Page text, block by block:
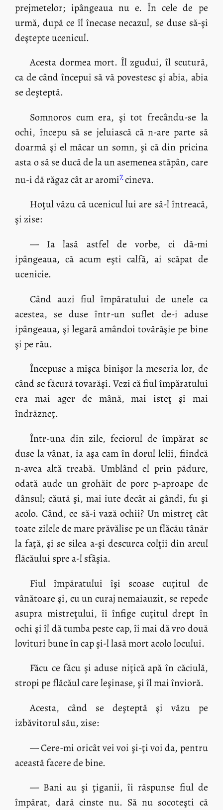
prejmetelor; ipângeaua nu e. În cele de pe
urmă, după ce îl înecase necazul, se duse să-şi
deştepte ucenicul.
Acesta dormea mort. Îl zgudui, îl scutură,
ca de când începui să vă povestesc şi abia, abia
se deşteptă.
Somnoros cum era, şi tot frecându-se la
ochi, începu să se jeluiască că n-are parte să
doarmă şi el măcar un somn, şi că din pricina
asta o să se ducă de la un asemenea stăpân, care
nu-i dă răgaz cât ar aromi7cineva.
Hoţul văzu că ucenicul lui are să-l întreacă,
şi zise:
— Ia lasă astfel de vorbe, ci dă-mi
ipângeaua, că acum eşti calfă, ai scăpat de
ucenicie.
Când auzi fiul împăratului de unele ca
acestea, se duse într-un suflet de-i aduse
ipângeaua, şi legară amândoi tovărăşie pe bine
şi pe rău.
Începuse a mişca binişor la meseria lor, de
când se făcură tovarăşi. Vezi că fiul împăratului
era mai ager de mână, mai isteţ şi mai
îndrăzneţ.
Într-una din zile, feciorul de împărat se
duse la vânat, ia aşa cam în dorul lelii, fiindcă
n-avea altă treabă. Umblând el prin pădure,
odată aude un grohăit de porc p-aproape de
dânsul; căută şi, mai iute decât ai gândi, fu şi
acolo. Când, ce să-i vază ochii? Un mistreţ cât
toate zilele de mare prăvălise pe un flăcău tânăr
la faţă, şi se silea a-şi descurca colţii din arcul
flăcăului spre a-l sfâşia.
Fiul împăratului îşi scoase cuţitul de
vânătoare şi, cu un curaj nemaiauzit, se repede
asupra mistreţului, îi înfige cuţitul drept în
ochi şi îl dă tumba peste cap, îi mai dă vro două
lovituri bune în cap şi-l lasă mort acolo locului.
Făcu ce făcu şi aduse niţică apă în căciulă,
stropi pe flăcăul care leşinase, şi îl mai învioră.
Acesta, când se deşteptă şi văzu pe
izbăvitorul său, zise:
— Cere-mi oricât vei voi şi-ţi voi da, pentru
această facere de bine.
— Bani au şi ţiganii, îi răspunse fiul de
împărat, dară cinste nu. Să nu socoteşti că